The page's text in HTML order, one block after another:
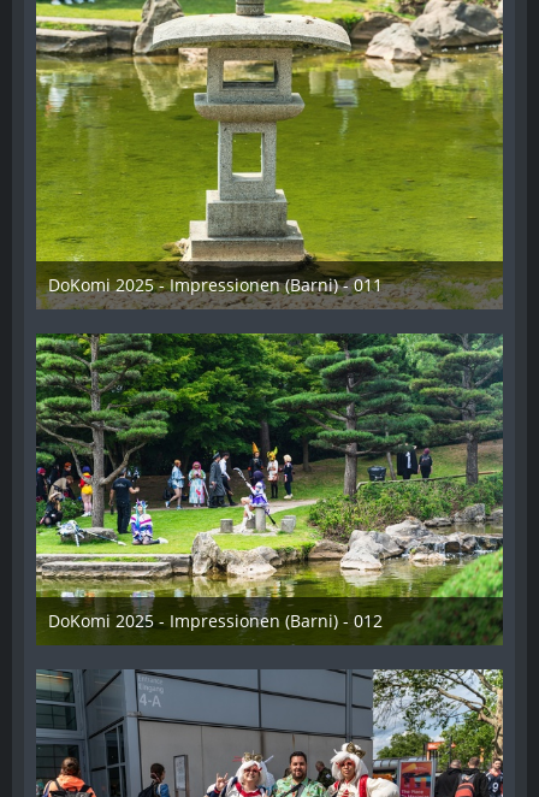
DoKomi 2025 - Impressionen (Barni) - 011
16. Juli 2025
DoKomi 2025 - Impressionen (Barni) - 012
16. Juli 2025